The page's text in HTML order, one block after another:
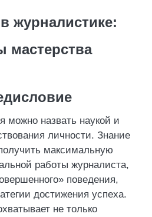
журналистике:
мастерства
можно назвать наукой и
личности. Знание
максимальную
работы журналиста,
поведения,
достижения успеха.
не только